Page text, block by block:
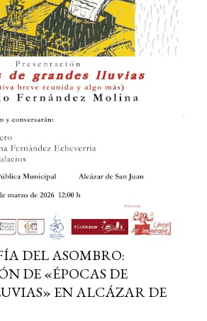
DEL ASOMBRO:
DE «ÉPOCAS DE
EN ALCÁZAR DE